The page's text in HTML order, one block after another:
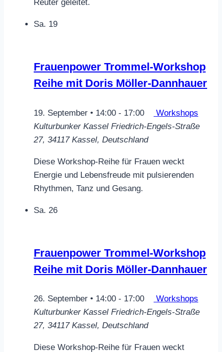
Reuter geleitet.
Sa. 19
Frauenpower Trommel-Workshop
Reihe mit Doris Möller-Dannhauer
19. September • 14:00 - 17:00
Workshops
Kulturbunker Kassel Friedrich-Engels-Straße
27, 34117 Kassel, Deutschland
Diese Workshop-Reihe für Frauen weckt
Energie und Lebensfreude mit pulsierenden
Rhythmen, Tanz und Gesang.
Sa. 26
Frauenpower Trommel-Workshop
Reihe mit Doris Möller-Dannhauer
26. September • 14:00 - 17:00
Workshops
Kulturbunker Kassel Friedrich-Engels-Straße
27, 34117 Kassel, Deutschland
Diese Workshop-Reihe für Frauen weckt